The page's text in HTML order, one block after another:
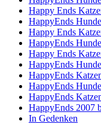
Happy Ends
HappyEnds
Happy Ends
HappyEnds
Happy Ends
HappyEnds
HappyEnds
HappyEnds
HappyEnds
HappyEnds 2007
In Gedenken